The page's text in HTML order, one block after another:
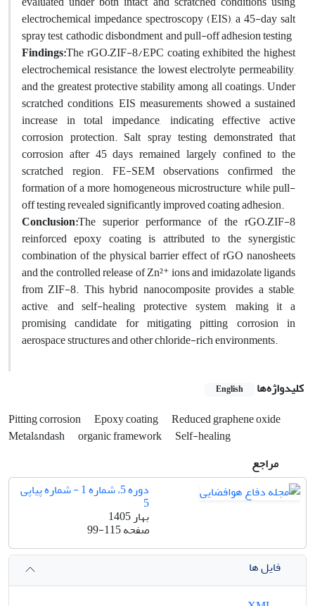
electrochemical impedance spectroscopy (EIS), a 45-day salt
spray test, cathodic disbondment, and pull-off adhesion testing
Findings:The rGO–ZIF-8/EPC coating exhibited the highest
electrochemical resistance, the lowest electrolyte permeability,
and the greatest protective stability among all coatings. Under
scratched conditions, EIS measurements showed a sustained
increase in total impedance, indicating effective active
corrosion protection. Salt spray testing demonstrated that
corrosion after 45 days remained largely confined to the
scratched region. FE-SEM observations confirmed the
formation of a more homogeneous microstructure, while pull-
off testing revealed significantly improved coating adhesion.
Conclusion:The superior performance of the rGO–ZIF-8
reinforced epoxy coating is attributed to the synergistic
combination of the physical barrier effect of rGO nanosheets
and the controlled release of Zn²⁺ ions and imidazolate ligands
from ZIF-8. This hybrid nanocomposite provides a stable,
active, and self-healing protective system, making it a
promising candidate for mitigating pitting corrosion in
aerospace structures and other chloride-rich environments.
کلیدواژه‌ها English
Pitting corrosion Epoxy coating
Reduced graphene oxide
Metal&‌‌‌ndash
organic framework
Self-healing
مراجع
دوره 5، شماره 1 - شماره پیاپی
5
بهار 1405
صفحه99-115
فایل ها